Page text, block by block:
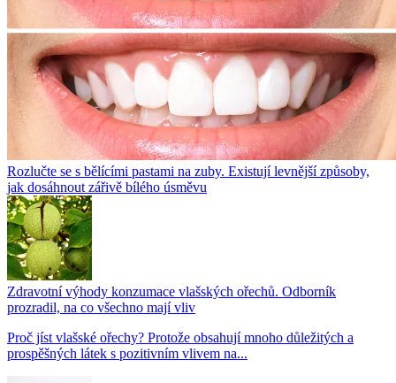
Rozlučte se s bělícími pastami na zuby. Existují levnější způsoby,
jak dosáhnout zářivě bílého úsměvu
Zdravotní výhody konzumace vlašských ořechů. Odborník
prozradil, na co všechno mají vliv
Proč jíst vlašské ořechy? Protože obsahují mnoho důležitých a
prospěšných látek s pozitivním vlivem na...